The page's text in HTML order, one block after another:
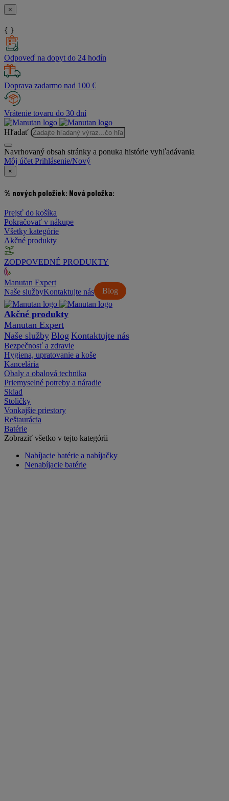
×
{ }
Odpoveď na dopyt do 24 hodín
Doprava zadarmo nad 100 €
Vrátenie tovaru do 30 dní
Hľadať
Navrhovaný obsah stránky a ponuka histórie vyhľadávania
Môj účet Prihlásenie/Nový
×
% nových položiek: Nová položka:
Prejsť do košíka
Pokračovať v nákupe
Všetky kategórie
Akčné produkty
ZODPOVEDNÉ PRODUKTY
Manutan Expert
Naše služby
Blog
Kontaktujte nás
Akčné produkty
Manutan Expert
Naše služby Blog Kontaktujte nás
Bezpečnosť a zdravie
Hygiena, upratovanie a koše
Kancelária
Obaly a obalová technika
Priemyselné potreby a náradie
Sklad
Stoličky
Vonkajšie priestory
Reštaurácia
Batérie
Zobraziť všetko v tejto kategórii
Nabíjacie batérie a nabíjačky
Nenabíjacie batérie